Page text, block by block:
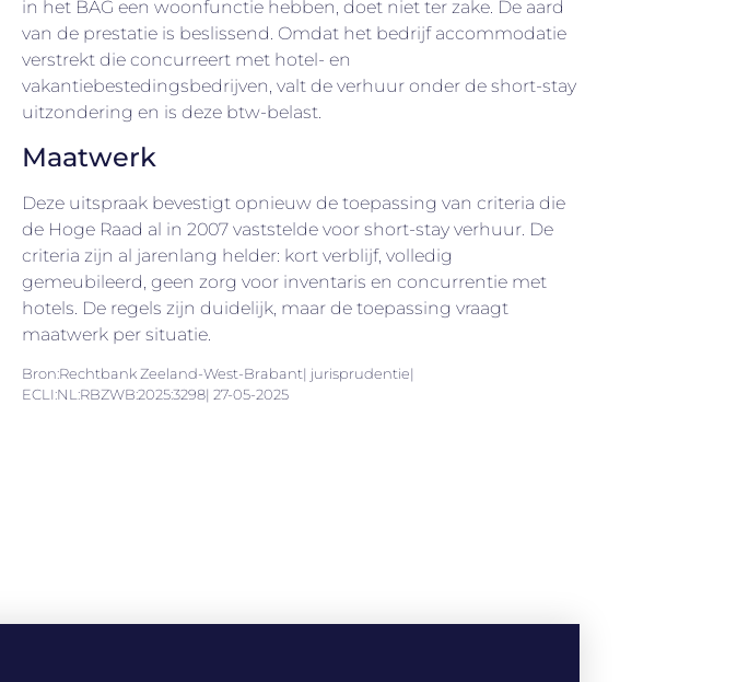
in het BAG een woonfunctie hebben, doet niet ter zake. De aard
van de prestatie is beslissend. Omdat het bedrijf accommodatie
verstrekt die concurreert met hotel- en
vakantiebestedingsbedrijven, valt de verhuur onder de short-stay
uitzondering en is deze btw-belast.
Maatwerk
Deze uitspraak bevestigt opnieuw de toepassing van criteria die
de Hoge Raad al in 2007 vaststelde voor short-stay verhuur. De
criteria zijn al jarenlang helder: kort verblijf, volledig
gemeubileerd, geen zorg voor inventaris en concurrentie met
hotels. De regels zijn duidelijk, maar de toepassing vraagt
maatwerk per situatie.
Bron:Rechtbank Zeeland-West-Brabant| jurisprudentie|
ECLI:NL:RBZWB:2025:3298| 27-05-2025